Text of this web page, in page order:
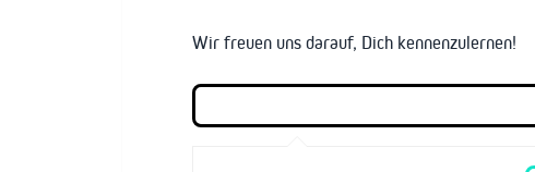
Wir freuen uns darauf, Dich kennenzulernen!